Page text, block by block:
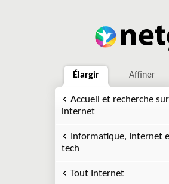
Élargir Affiner
Accueil et recherche sur
internet
Informatique, Internet
tech
Tout Internet